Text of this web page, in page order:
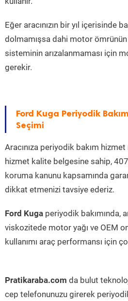
Eğer aracınızın bir yıl içerisinde
dolmamışsa dahi motor
sisteminin arızalanmaması için
gerekir.
Ford Kuga Periyodik
Seçimi
Aracınıza periyodik bakım
hizmet kalite belgesine sahip,
koruma kanunu kapsamında
dikkat etmenizi tavsiye ederiz.
Ford Kuga periyodik bakımında,
viskozitede motor yağı ve OEM
kullanımı araç performansı için
Pratikaraba.com da bulut
cep telefonunuzu girerek periyodik